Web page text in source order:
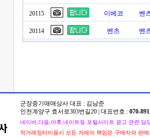
20115 이베코 벤
20114 벤츠 벤
군장중기매매상사 대표 : 김남준
인천계양구 효서로303번길20 | 대표번호 : 070-
네이버,다음,야후,네이트등 포털사이트 광고 관련 담
직거래장터이용시 모든 거래의 책임은 구매자와 판